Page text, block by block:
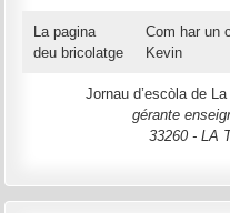
La pagina
deu bricolatge
Com har un
Kevin
Jornau d’escòla de
gérante
33260 - LA